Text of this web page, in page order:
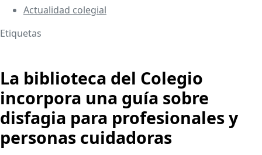
Actualidad colegial
Etiquetas
La biblioteca del Colegio
incorpora una guía sobre
disfagia para profesionales y
personas cuidadoras